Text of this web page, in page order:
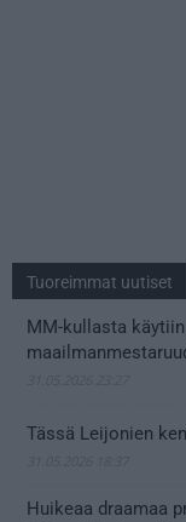
Tuoreimmat uutiset
MM-kullasta
Tässä Leijonien
Huikeaa draamaa